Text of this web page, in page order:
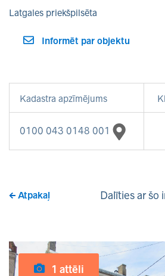
Latgales priekšpilsēta
Informēt par objektu
Kadastra apzīmējums
0100 043 0148 001
Atpakaļ Dalīties ar šo
1 attēli